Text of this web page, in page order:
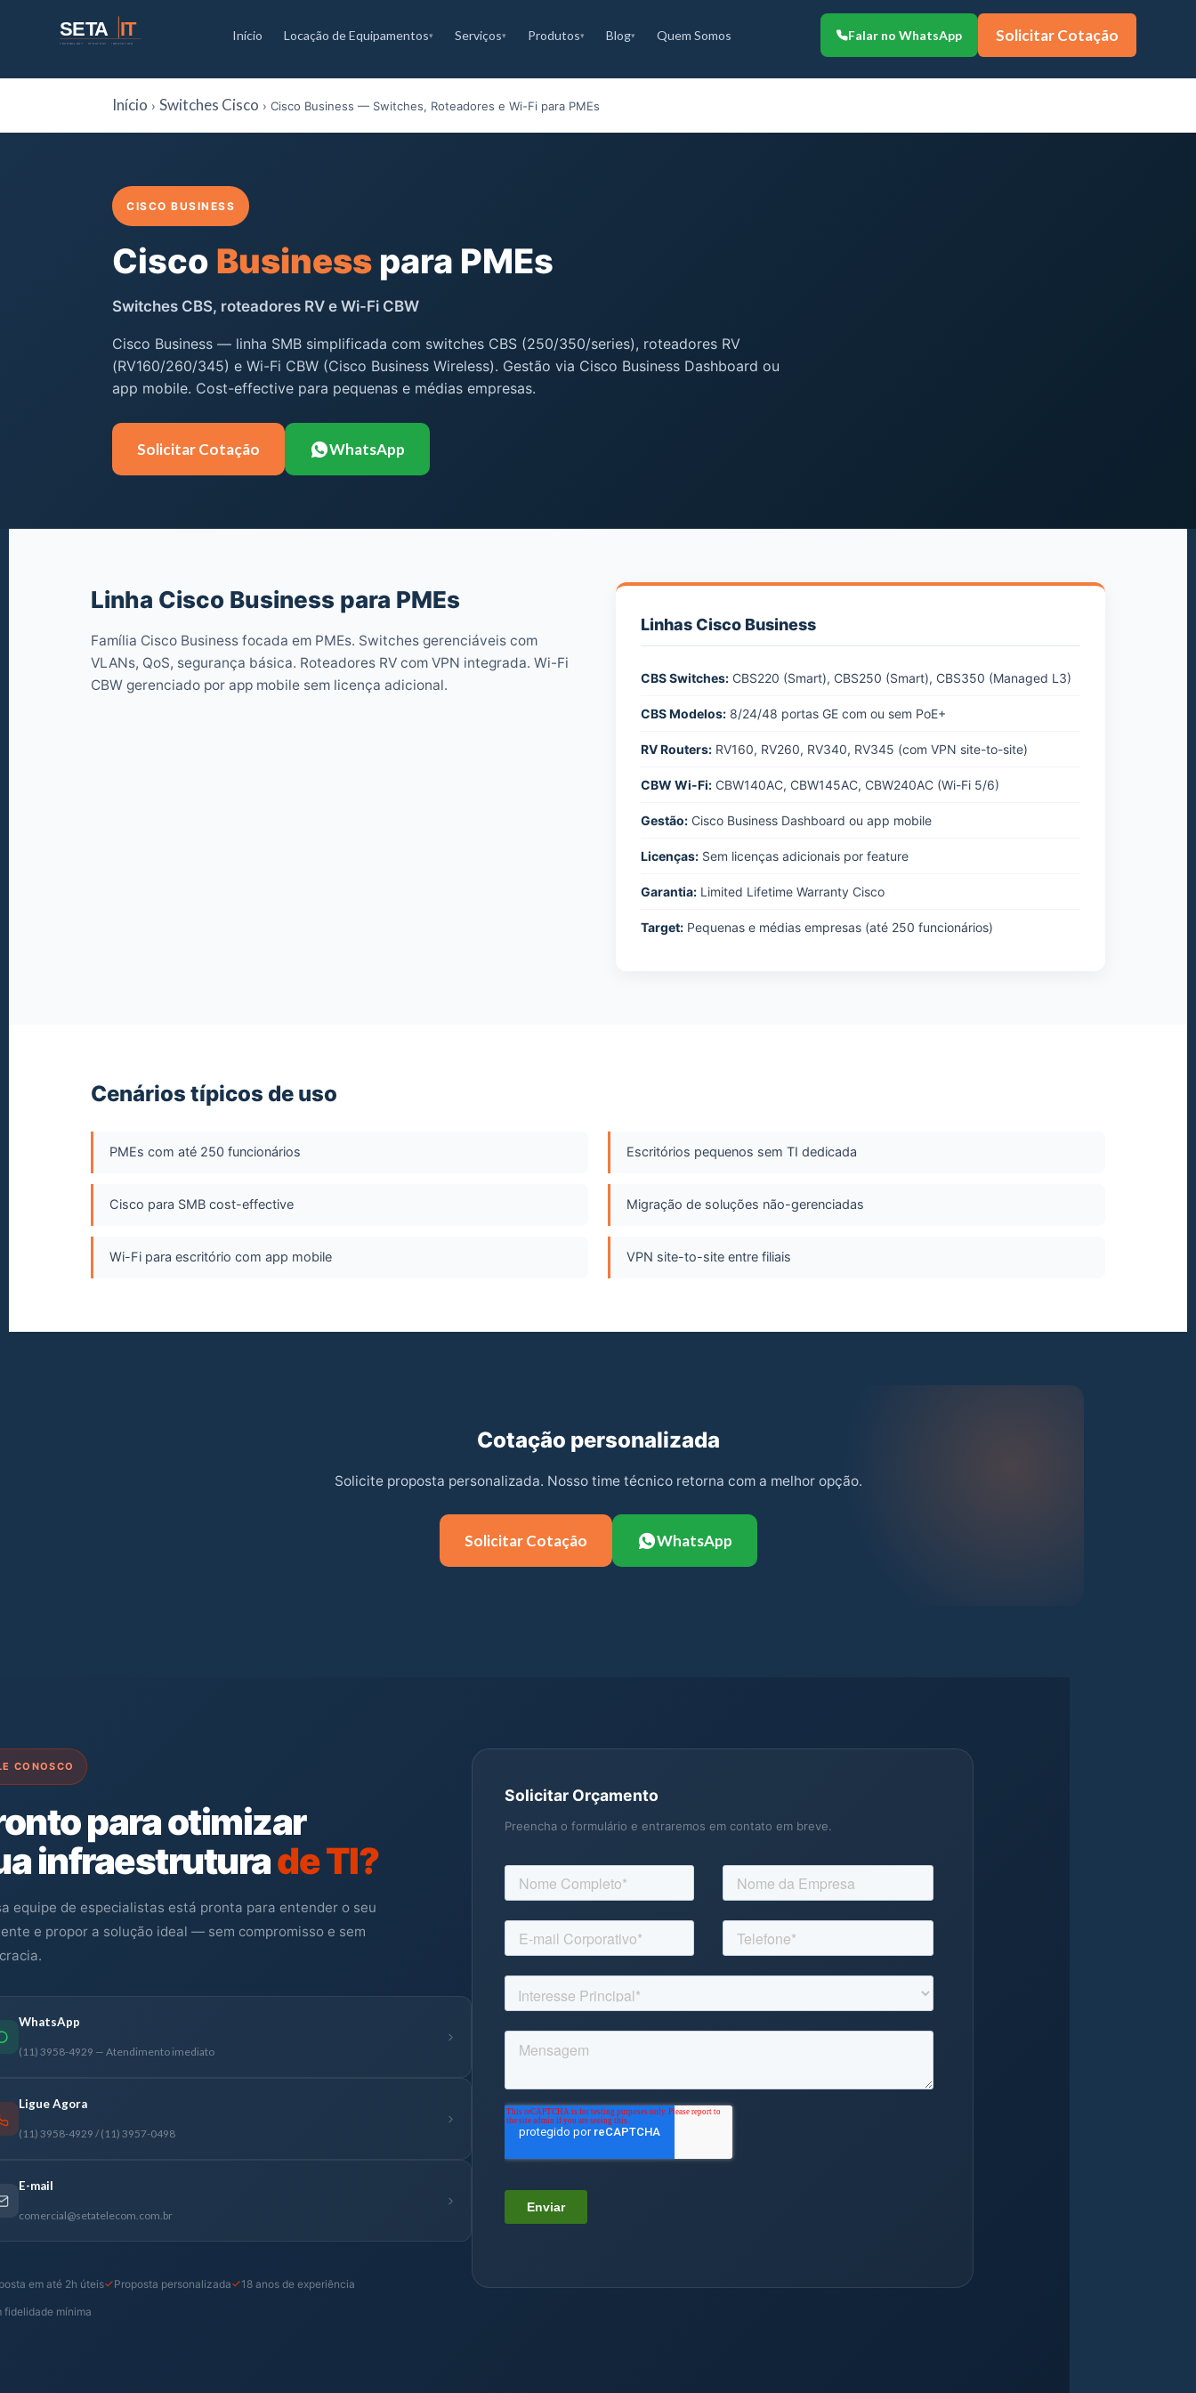
SETA IT
TECHNOLOGY · STRATEGY · INNOVATION
Início Locação de Equipamentos▾ Serviços▾ Produtos▾ Blog▾ Quem Somos Falar no WhatsApp Solicitar Cotação
Início › Switches Cisco › Cisco Business — Switches, Roteadores e Wi-Fi para PMEs
CISCO BUSINESS
Cisco Business para PMEs
Switches CBS, roteadores RV e Wi-Fi CBW
Cisco Business — linha SMB simplificada com switches CBS (250/350/series), roteadores RV
(RV160/260/345) e Wi-Fi CBW (Cisco Business Wireless). Gestão via Cisco Business Dashboard ou
app mobile. Cost-effective para pequenas e médias empresas.
Solicitar Cotação WhatsApp
Linha Cisco Business para PMEs
Família Cisco Business focada em PMEs. Switches gerenciáveis com
VLANs, QoS, segurança básica. Roteadores RV com VPN integrada. Wi-Fi
CBW gerenciado por app mobile sem licença adicional.
Linhas Cisco Business
CBS Switches: CBS220 (Smart), CBS250 (Smart), CBS350 (Managed L3)
CBS Modelos: 8/24/48 portas GE com ou sem PoE+
RV Routers: RV160, RV260, RV340, RV345 (com VPN site-to-site)
CBW Wi-Fi: CBW140AC, CBW145AC, CBW240AC (Wi-Fi 5/6)
Gestão: Cisco Business Dashboard ou app mobile
Licenças: Sem licenças adicionais por feature
Garantia: Limited Lifetime Warranty Cisco
Target: Pequenas e médias empresas (até 250 funcionários)
Cenários típicos de uso
PMEs com até 250 funcionários Escritórios pequenos sem TI dedicada
Cisco para SMB cost-effective Migração de soluções não-gerenciadas
Wi-Fi para escritório com app mobile VPN site-to-site entre filiais
Cotação personalizada
Solicite proposta personalizada. Nosso time técnico retorna com a melhor opção.
Solicitar Cotação WhatsApp
CONOSCO
para otimizar
infraestruturade TI?
equipe de especialistas está pronta para entender o seu
e propor a solução ideal — sem compromisso e sem
WhatsApp
(11) 3958-4929 — Atendimento imediato
Ligue Agora
(11) 3958-4929 / (11) 3957-0498
E-mail
comercial@setatelecom.com.br
em até 2h úteis Proposta personalizada 18 anos de experiência
fidelidade mínima
Solicitar Orçamento
Preencha o formulário e entraremos em contato em breve.